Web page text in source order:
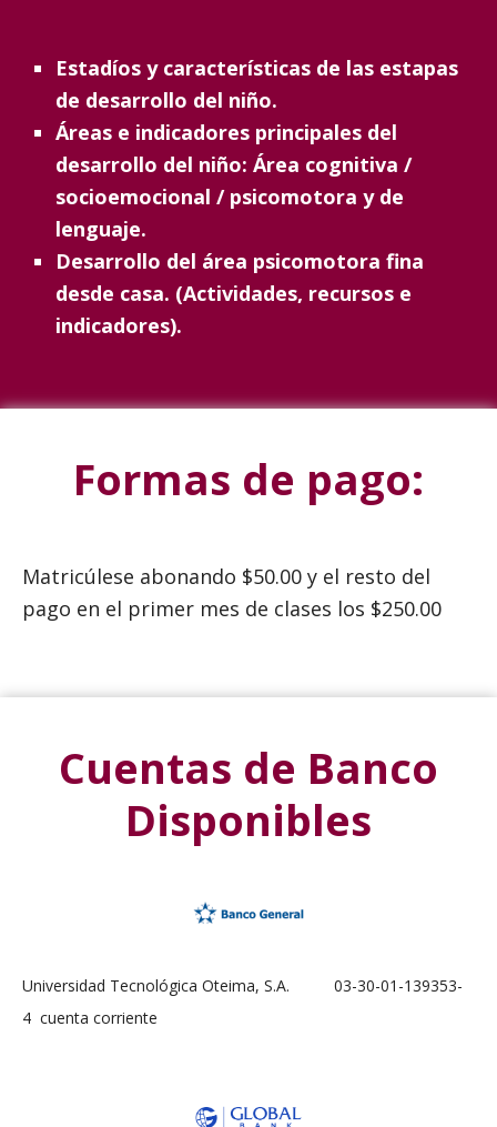
Estadíos y características de las estapas
de desarrollo del niño.
Áreas e indicadores principales del
desarrollo del niño: Área cognitiva /
socioemocional / psicomotora y de
lenguaje.
Desarrollo del área psicomotora fina
desde casa. (Actividades, recursos e
indicadores).
Formas de pago:
Matricúlese abonando $50.00 y el resto del
pago en el primer mes de clases los $250.00
Cuentas de Banco
Disponibles
Universidad Tecnológica Oteima, S.A. 03-30-01-139353-
4 cuenta corriente